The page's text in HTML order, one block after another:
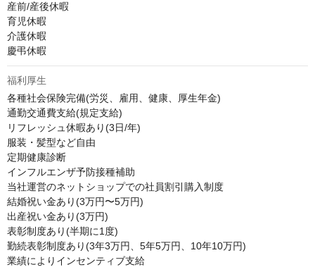
産前/産後休暇
育児休暇
介護休暇
慶弔休暇
福利厚生
各種社会保険完備(労災、雇用、健康、厚生年金)
通勤交通費支給(規定支給)
リフレッシュ休暇あり(3日/年)
服装・髪型など自由
定期健康診断
インフルエンザ予防接種補助
当社運営のネットショップでの社員割引購入制度
結婚祝い金あり(3万円〜5万円)
出産祝い金あり(3万円)
表彰制度あり(半期に1度)
勤続表彰制度あり(3年3万円、5年5万円、10年10万円)
業績によりインセンティブ支給